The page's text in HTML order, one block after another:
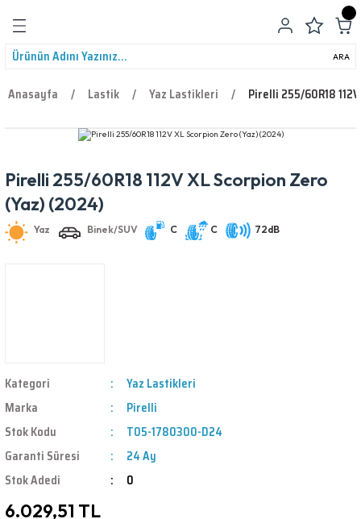
ARA
Anasayfa Lastik Yaz Lastikleri Pirelli 255/60R18
Pirelli 255/60R18 112V XL Scorpion Zero
(Yaz) (2024)
Kategori
Yaz Lastikleri
Marka
Pirelli
Stok Kodu
T05-1780300-D24
Garanti Süresi
24 Ay
Stok Adedi
0
6.029,51 TL